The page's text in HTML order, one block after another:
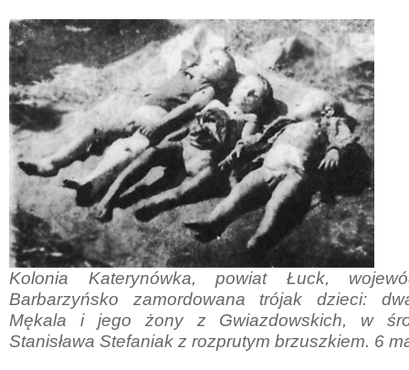
Kolonia Katerynówka, powiat Łuck,
Barbarzyńsko zamordowana trójak dzieci:
Mękala i jego żony z Gwiazdowskich, w
Stanisława Stefaniak z rozprutym brzuszkiem. 6